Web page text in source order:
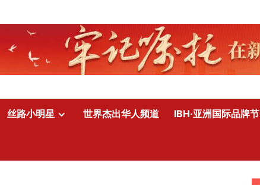
丝路小明星 世界杰出华人频道 IBH·亚洲国际品牌节